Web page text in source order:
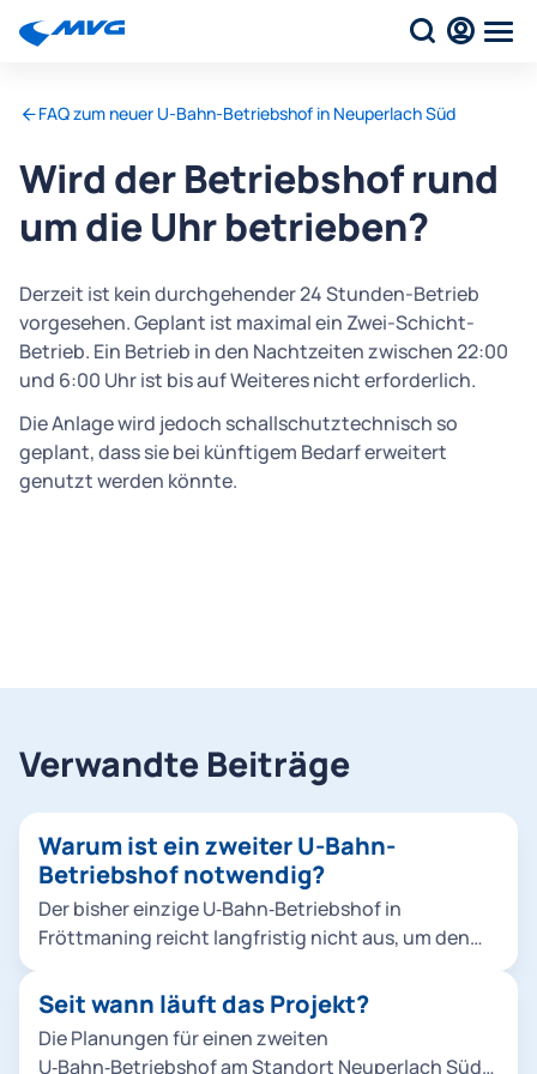
FAQ zum neuer U-Bahn-Betriebshof in Neuperlach Süd
Wird der Betriebshof rund
um die Uhr betrieben?
Derzeit ist kein durchgehender 24 Stunden-Betrieb
vorgesehen. Geplant ist maximal ein Zwei-Schicht-
Betrieb. Ein Betrieb in den Nachtzeiten zwischen 22:00
und 6:00 Uhr ist bis auf Weiteres nicht erforderlich.
Die Anlage wird jedoch schallschutztechnisch so
geplant, dass sie bei künftigem Bedarf erweitert
genutzt werden könnte.
Verwandte Beiträge
Warum ist ein zweiter U-Bahn-
Betriebshof notwendig?
Der bisher einzige U‑Bahn‑Betriebshof in
Fröttmaning reicht langfristig nicht aus, um den
Angebot der Münchner U‑Bahn sowie
Instandhaltungsarbeiten im U‑Bahn‑Netz
zuverlässig abzuwickeln. Außerdem ist ein zweiter
Seit wann läuft das Projekt?
Die Planungen für einen zweiten
U‑Bahn‑Betriebshof am Standort Neuperlach Süd